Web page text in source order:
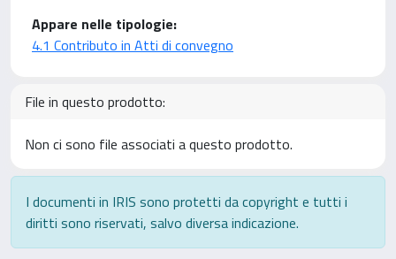
Appare nelle tipologie:
4.1 Contributo in Atti di convegno
File in questo prodotto:
Non ci sono file associati a questo prodotto.
I documenti in IRIS sono protetti da copyright e tutti i
diritti sono riservati, salvo diversa indicazione.